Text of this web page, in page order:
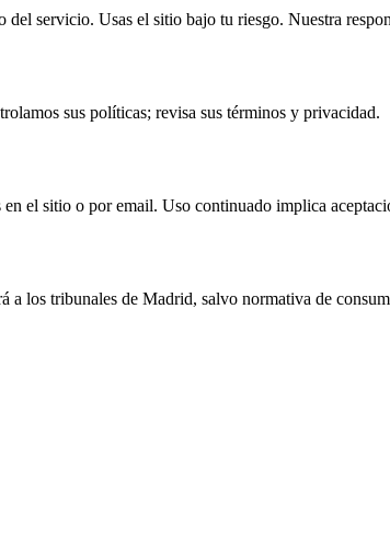
servicio. Usas el sitio bajo tu riesgo. Nuestra
sus políticas; revisa sus términos y privacidad.
el sitio o por email. Uso continuado implica
a los tribunales de Madrid, salvo normativa de